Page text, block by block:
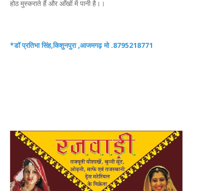
होठ मुस्कराते हैं और आँखों में पानी है।।
*डॉ प्रतिभा सिंह,किशुनपुरा ,आजमगढ़ मो .8795218771